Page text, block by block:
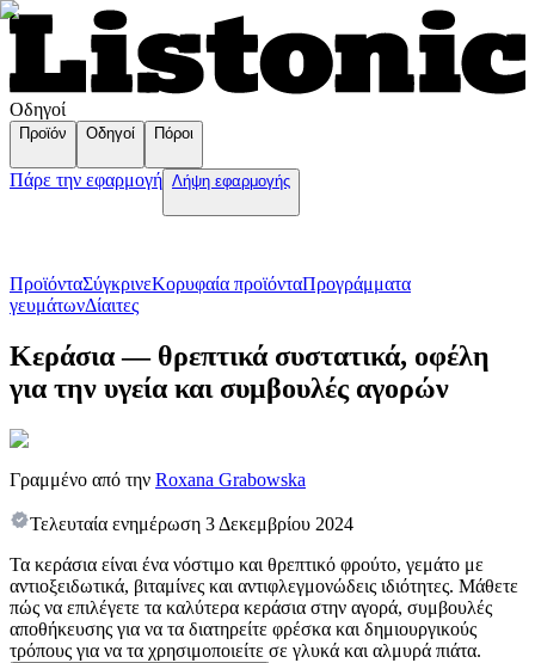
Οδηγοί
Προϊόν Οδηγοί Πόροι
Πάρε την εφαρμογή Λήψη εφαρμογής
ΠροϊόνταΣύγκρινεΚορυφαία προϊόνταПρογράμματα
γευμάτωνΔίαιτες
Κεράσια — θρεπτικά συστατικά, οφέλη
για την υγεία και συμβουλές αγορών
Γραμμένο από την Roxana Grabowska
Τελευταία ενημέρωση 3 Δεκεμβρίου 2024
Τα κεράσια είναι ένα νόστιμο και θρεπτικό φρούτο, γεμάτο με
αντιοξειδωτικά, βιταμίνες και αντιφλεγμονώδεις ιδιότητες. Μάθετε
πώς να επιλέγετε τα καλύτερα κεράσια στην αγορά, συμβουλές
αποθήκευσης για να τα διατηρείτε φρέσκα και δημιουργικούς
τρόπους για να τα χρησιμοποιείτε σε γλυκά και αλμυρά πιάτα.